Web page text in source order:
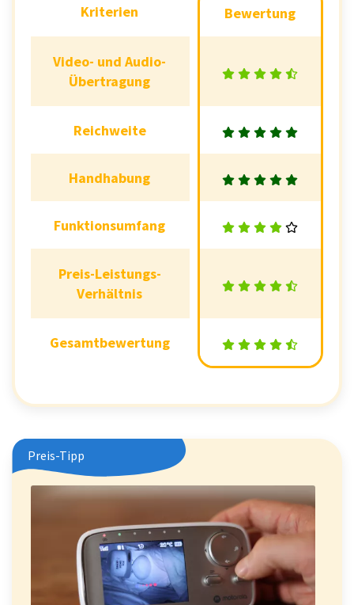
Kriterien Bewertung
Video- und Audio-
Übertragung
Reichweite
Handhabung
Funktionsumfang
Preis-Leistungs-
Verhältnis
Gesamtbewertung
Bewertung
Kriterien
Video- und Audio-
Übertragung
Reichweite
Handhabung
Funktionsumfang
Preis-Leistungs-
Verhältnis
Gesamtbewertung
Preis-Tipp